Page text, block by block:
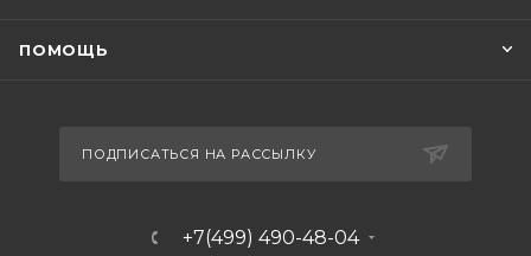
ПОМОЩЬ
ПОДПИСАТЬСЯ НА РАССЫЛКУ
+7(499) 490-48-04